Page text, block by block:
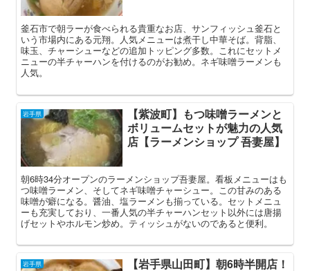
釜石市で朝ラーが食べられる貴重なお店、サンフィッシュ釜石と
いう市場内にある元翔。人気メニューは煮干し中華そば。背脂、
味玉、チャーシューなどの追加トッピング多数。これにセットメ
ニューの半チャーハンを付けるのがお勧め。ネギ味噌ラーメンも
人気。
岩手県
【紫波町】もつ味噌ラーメンと
ボリュームセットが魅力の人気
店【ラーメンショップ 吾妻屋】
朝6時34分オープンのラーメンショップ吾妻屋。看板メニューはも
つ味噌ラーメン、そしてネギ味噌チャーシュー。この甘みのある
味噌が癖になる。醤油、塩ラーメンも揃っている。セットメニュ
ーも充実しており、一番人気の半チャーハンセット以外には唐揚
げセットやホルモン炒め。ティッシュがないのであると便利。
岩手県
【岩手県山田町】朝6時半開店！